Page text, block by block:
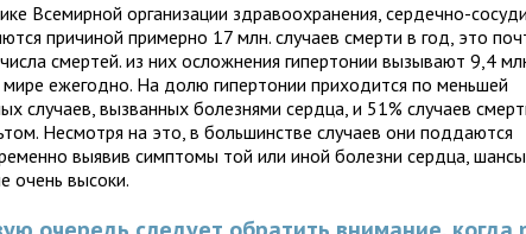
Всемирной организации здравоохранения, сердечно-
причиной примерно 17 млн. случаев смерти в год, это
смертей. из них осложнения гипертонии вызывают 9,4
мире ежегодно. На долю гипертонии приходится по меньшей
случаев, вызванных болезнями сердца, и 51% случаев
Несмотря на это, в большинстве случаев они поддаются
выявив симптомы той или иной болезни сердца, шансы
очень высоки.